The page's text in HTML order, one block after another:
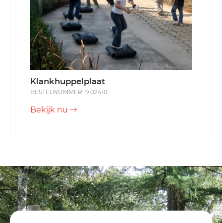
Klankhuppelplaat
BESTELNUMMER: 9.02410
Bekijk nu